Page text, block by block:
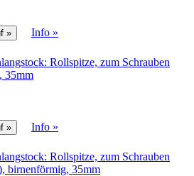
Info »
Rollspitze, zum Schrauben
35mm
Info »
Rollspitze, zum Schrauben
birnenförmig, 35mm